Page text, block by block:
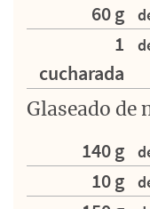
60 g
1
cucharada
Glaseado de
140 g
10 g